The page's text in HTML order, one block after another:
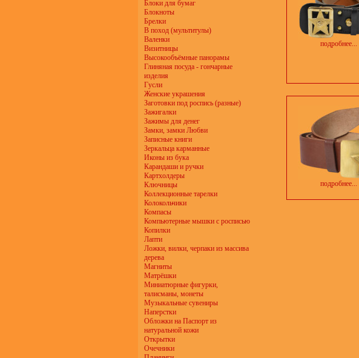
Блоки для бумаг
Блокноты
Брелки
В поход (мультитулы)
Валенки
Визитницы
Высокообъёмные панорамы
Глиняная посуда - гончарные
изделия
Гусли
Женские украшения
Заготовки под роспись (разные)
Зажигалки
Зажимы для денег
Замки, замки Любви
Записные книги
Зеркальца карманные
Иконы из бука
Карандаши и ручки
Картхолдеры
Ключницы
Коллекционные тарелки
Колокольчики
Компасы
Компьютерные мышки с росписью
Копилки
Лапти
Ложки, вилки, черпаки из массива
дерева
Магниты
Матрёшки
Миниатюрные фигурки,
талисманы, монеты
Музыкальные сувениры
Наперстки
Обложки на Паспорт из
натуральной кожи
Открытки
Очечники
подробнее...
подробнее...